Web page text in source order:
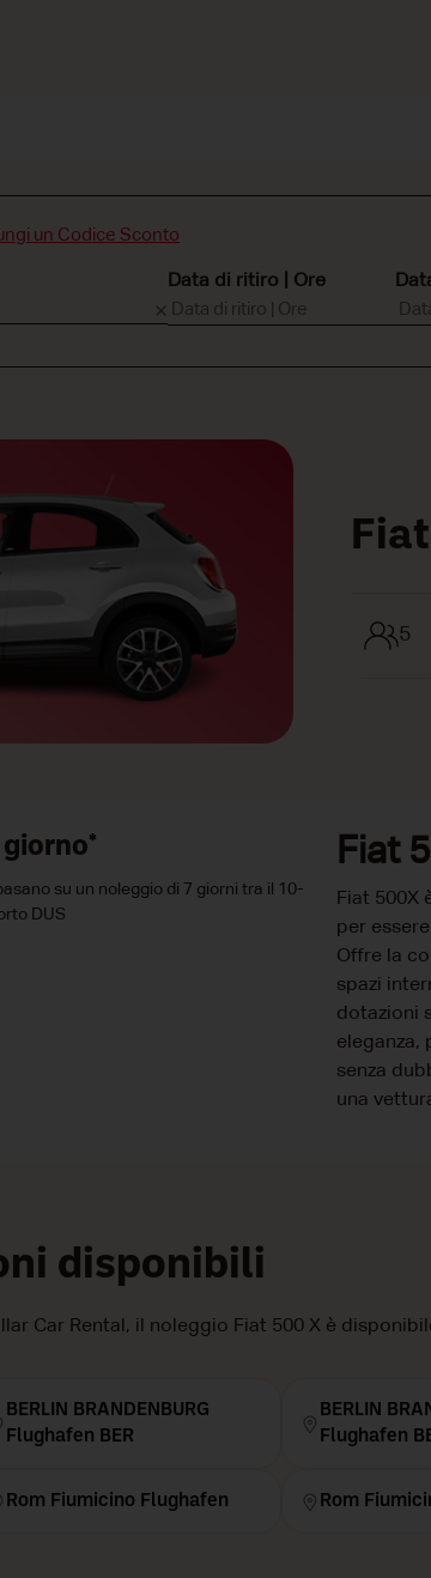
un Codice Sconto
Data di ritiro | Ore
5
su un noleggio di 7 giorni tra il 10-
DUS
Fiat
Fiat 500X
per
Offre la
spazi
dotazioni
eleganza,
senza
una
disponibili
Car Rental, il noleggio Fiat 500 X è
BERLIN BRANDENBURG
Flughafen BER
BERLIN
Flughafen
Rom Fiumicino Flughafen Rom